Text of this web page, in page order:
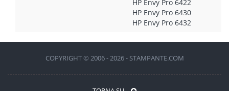
HP Envy Pro 6422
HP Envy Pro 6430
HP Envy Pro 6432
COPYRIGHT © 2006 - 2026 - STAMPANTE.COM